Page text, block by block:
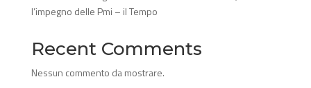
l’impegno delle Pmi – il Tempo
Recent Comments
Nessun commento da mostrare.